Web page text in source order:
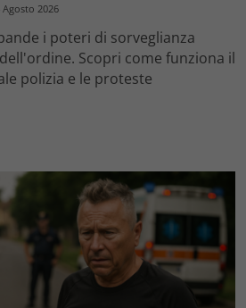
Agosto 2026
i poteri di sorveglianza
Scopri come funziona il
polizia e le proteste